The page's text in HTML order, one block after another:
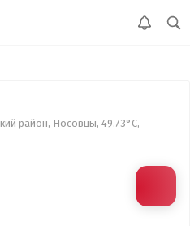
район, Носовцы, 49.73°С,